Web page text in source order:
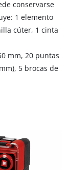
conservarse
1 elemento
cúter, 1 cinta
mm, 20 puntas
5 brocas de